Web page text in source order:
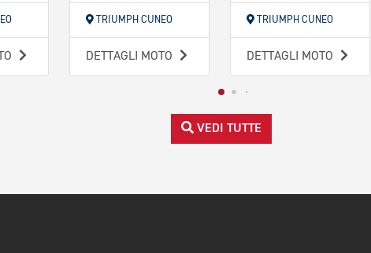
TRIUMPH CUNEO
DETTAGLI MOTO
TRIUMPH CUNEO
DETTAGLI MOTO
VEDI TUTTE